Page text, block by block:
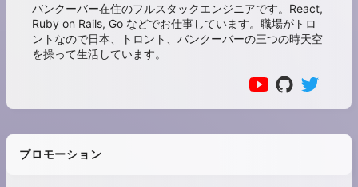
バンクーバー在住のフルスタックエンジニアです。React,
Ruby on Rails, Go などでお仕事しています。職場がトロ
ントなので日本、トロント、バンクーバーの三つの時天空
を操って生活しています。
プロモーション